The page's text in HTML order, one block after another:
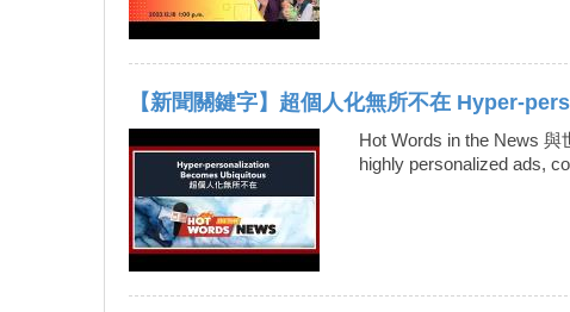
【新聞關鍵字】超個人化無所不在 Hyper-
Hot Words in the News
highly personalized ads,